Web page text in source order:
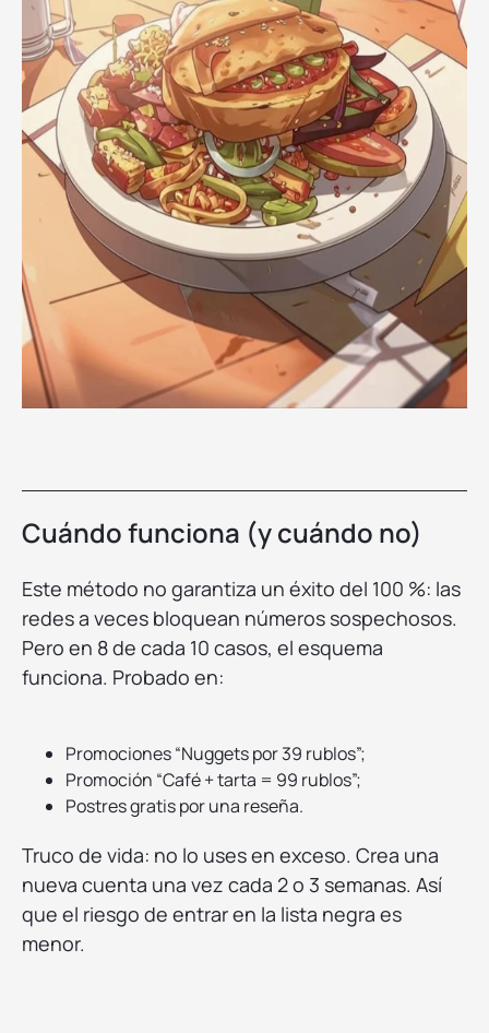
Cuándo funciona (y cuándo no)
Este método no garantiza un éxito del 100 %: las
redes a veces bloquean números sospechosos.
Pero en 8 de cada 10 casos, el esquema
funciona. Probado en:
Promociones “Nuggets por 39 rublos”;
Promoción “Café + tarta = 99 rublos”;
Postres gratis por una reseña.
Truco de vida: no lo uses en exceso. Crea una
nueva cuenta una vez cada 2 o 3 semanas. Así
que el riesgo de entrar en la lista negra es
menor.